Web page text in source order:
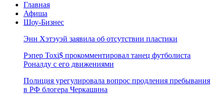
Главная
Афиша
Шоу-Бизнес
Энн Хэтэуэй заявила об отсутствии пластики
Рэпер Toxi$ прокомментировал танец футболиста
Роналду с его движениями
Полиция урегулировала вопрос продления пребывания
в РФ блогера Черкашина